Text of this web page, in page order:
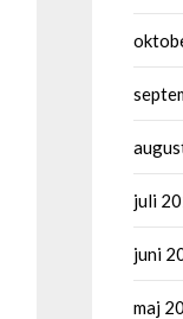
juli
juni
maj